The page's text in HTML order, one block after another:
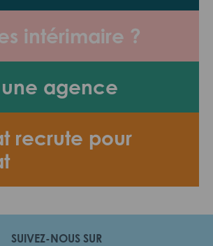
intérimaire ?
une agence
recrute pour
SUIVEZ-NOUS SUR